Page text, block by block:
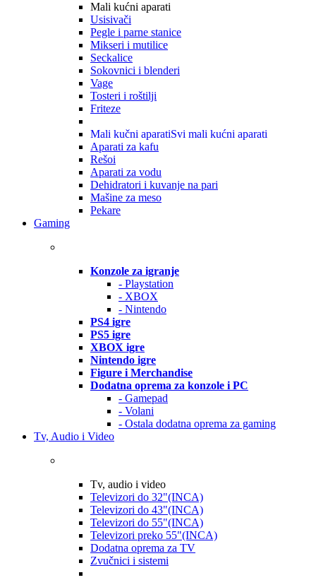
Mali kućni aparati
Usisivači
Pegle i parne stanice
Mikseri i mutilice
Seckalice
Sokovnici i blenderi
Vage
Tosteri i roštilji
Friteze
Mali kučni aparatiSvi mali kućni aparati
Aparati za kafu
Rešoi
Aparati za vodu
Dehidratori i kuvanje na pari
Mašine za meso
Pekare
Gaming
Konzole za igranje
- Playstation
- XBOX
- Nintendo
PS4 igre
PS5 igre
XBOX igre
Nintendo igre
Figure i Merchandise
Dodatna oprema za konzole i PC
- Gamepad
- Volani
- Ostala dodatna oprema za gaming
Tv, Audio i Video
Tv, audio i video
Televizori do 32"(INCA)
Televizori do 43"(INCA)
Televizori do 55"(INCA)
Televizori preko 55"(INCA)
Dodatna oprema za TV
Zvučnici i sistemi